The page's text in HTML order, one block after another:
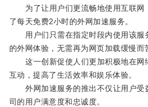
为了让用户们更流畅地使用互联网
了每天免费2小时的外网加速服务。
用户们只需在指定时段内使用该服
的外网体验，无需再为网页加载缓慢而
这一创新促使人们更加积极地在网
互动，提高了生活效率和娱乐体验。
外网加速服务的推出不仅让用户受
司的用户满意度和忠诚度。